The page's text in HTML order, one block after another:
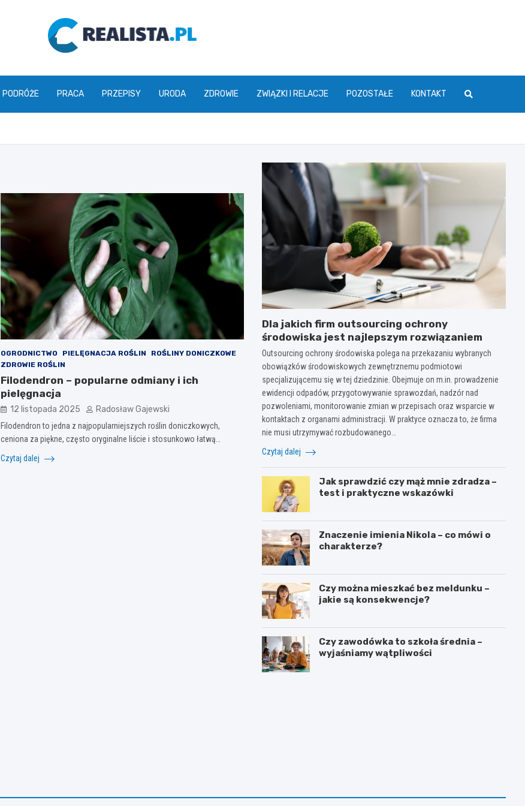
realista.pl
PODRÓŻE PRACA PRZEPISY URODA ZDROWIE ZWIĄZKI I RELACJE POZOSTAŁE KONTAKT
OGRODNICTWO PIELĘGNACJA ROŚLIN
ROŚLINY DONICZKOWE
ZDROWIE ROŚLIN
Filodendron – popularne odmiany i ich
pielęgnacja
12 listopada 2025 Radosław Gajewski
Filodendron to jedna z najpopularniejszych roślin doniczkowych,
ceniona za piękne, często oryginalne liście i stosunkowo łatwą…
Czytaj dalej
Dla jakich firm outsourcing ochrony
środowiska jest najlepszym rozwiązaniem
Outsourcing ochrony środowiska polega na przekazaniu wybranych
obowiązków środowiskowych zewnętrznemu podmiotowi
specjalizującemu się w tej dziedzinie. Obejmuje on m.in. prowadzenie
ewidencji odpadów, przygotowywanie sprawozdań, nadzór nad
pozwoleniami, monitorowanie zmian w przepisach oraz wsparcie w
kontaktach z organami administracji. W praktyce oznacza to, że firma
nie musi utrzymywać rozbudowanego…
Czytaj dalej
Jak sprawdzić czy mąż mnie zdradza –
test i praktyczne wskazówki
Znaczenie imienia Nikola – co mówi o
charakterze?
Czy można mieszkać bez meldunku –
jakie są konsekwencje?
Czy zawodówka to szkoła średnia –
wyjaśniamy wątpliwości